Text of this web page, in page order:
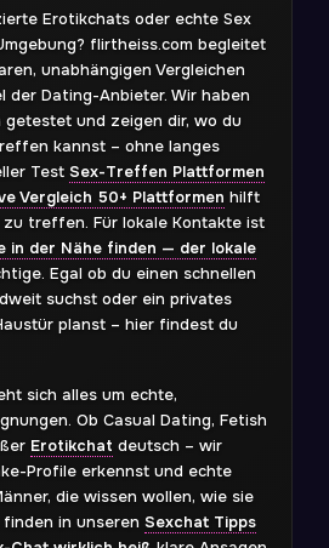
Erotikchats oder echte Sex
flirtheiss.com begleitet
unabhängigen Vergleichen
der Dating-Anbieter. Wir haben
und zeigen dir, wo du
kannst – ohne langes
Test Sex-Treffen Plattformen
Vergleich 50+ Plattformen hilft
zu treffen. Für lokale Kontakte ist
in der Nähe finden — der lokale
Egal ob du einen schnellen
suchst oder ein privates
planst – hier findest du
sich alles um echte,
Ob Casual Dating, Fetish
Erotikchat deutsch – wir
Profile erkennst und echte
die wissen wollen, wie sie
in unseren Sexchat Tipps